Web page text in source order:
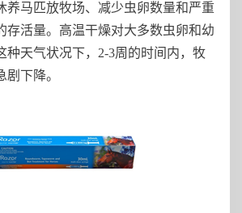
养马匹放牧场、减少虫卵数量和严重
存活量。高温干燥对大多数虫卵和幼
种天气状况下，2-3周的时间内，牧
下降。